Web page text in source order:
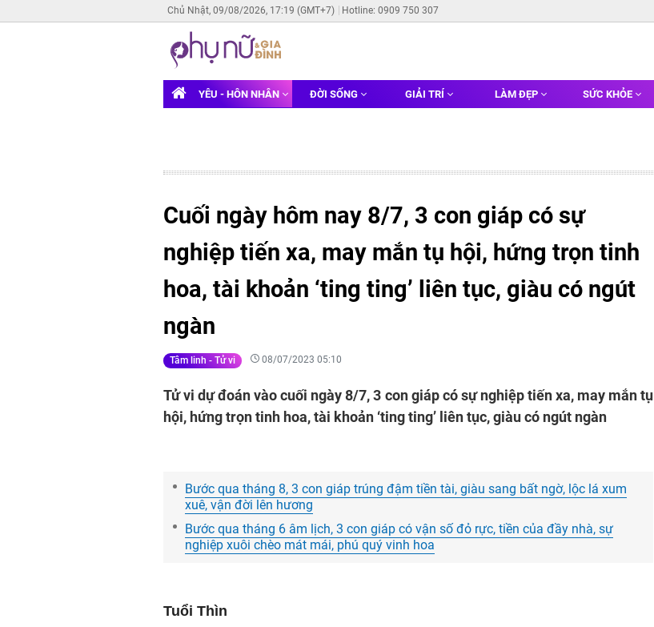
Chủ Nhật, 09/08/2026, 17:19 (GMT+7) Hotline: 0909 750 307
YÊU - HÔN NHÂN ĐỜI SỐNG GIẢI TRÍ LÀM ĐẸP SỨC KHỎE
Cuối ngày hôm nay 8/7, 3 con giáp có sự
nghiệp tiến xa, may mắn tụ hội, hứng trọn tinh
hoa, tài khoản ‘ting ting’ liên tục, giàu có ngút
ngàn
Tâm linh - Tử vi 08/07/2023 05:10
Tử vi dự đoán vào cuối ngày 8/7, 3 con giáp có sự nghiệp tiến xa, may mắn tụ
hội, hứng trọn tinh hoa, tài khoản ‘ting ting’ liên tục, giàu có ngút ngàn
Bước qua tháng 8, 3 con giáp trúng đậm tiền tài, giàu sang bất ngờ, lộc lá xum
xuê, vận đời lên hương
Bước qua tháng 6 âm lịch, 3 con giáp có vận số đỏ rực, tiền của đầy nhà, sự
nghiệp xuôi chèo mát mái, phú quý vinh hoa
Tuổi Thìn